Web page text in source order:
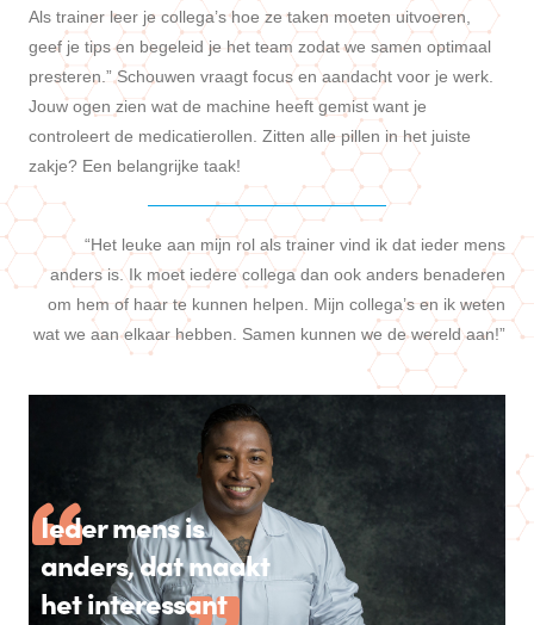
Als trainer leer je collega’s hoe ze taken moeten uitvoeren,
geef je tips en begeleid je het team zodat we samen optimaal
presteren.” Schouwen vraagt focus en aandacht voor je werk.
Jouw ogen zien wat de machine heeft gemist want je
controleert de medicatierollen. Zitten alle pillen in het juiste
zakje? Een belangrijke taak!
“Het leuke aan mijn rol als trainer vind ik dat ieder mens
anders is. Ik moet iedere collega dan ook anders benaderen
om hem of haar te kunnen helpen. Mijn collega’s en ik weten
wat we aan elkaar hebben. Samen kunnen we de wereld aan!”
Ieder mens is
anders, dat maakt
het interessant